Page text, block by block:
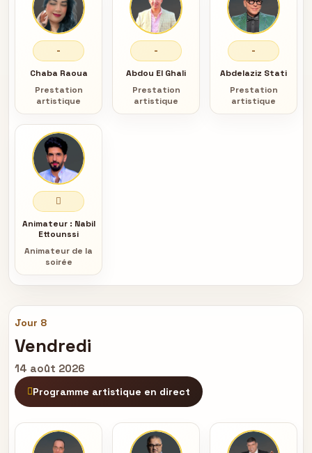
-
Chaba Raoua
Prestation
artistique
-
Abdou El Ghali
Prestation
artistique
-
Abdelaziz Stati
Prestation
artistique
Animateur : Nabil
Ettounssi
Animateur de la
soirée
Jour 8
Vendredi
14 août 2026
Programme artistique en direct